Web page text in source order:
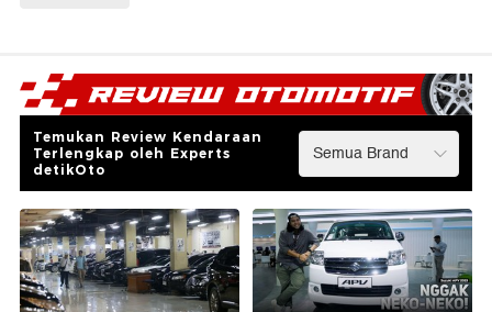
Temukan Review Kendaraan
Terlengkap oleh Experts
detikOto